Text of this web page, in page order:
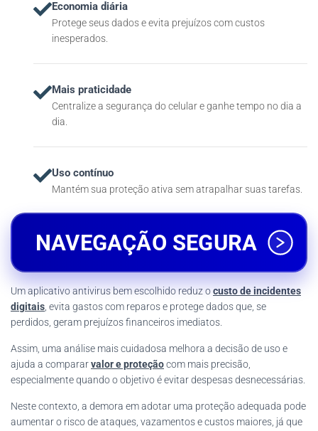
Economia diária
Protege seus dados e evita prejuízos com custos
inesperados.
Mais praticidade
Centralize a segurança do celular e ganhe tempo no dia a
dia.
Uso contínuo
Mantém sua proteção ativa sem atrapalhar suas tarefas.
NAVEGAÇÃO SEGURA
Um aplicativo antivirus bem escolhido reduz ocusto de incidentes
digitais , evita gastos com reparos e protege dados que, se
perdidos, geram prejuízos financeiros imediatos.
Assim, uma análise mais cuidadosa melhora a decisão de uso e
ajuda a compararvalor e proteçãocom mais precisão,
especialmente quando o objetivo é evitar despesas desnecessárias.
Neste contexto, a demora em adotar uma proteção adequada pode
aumentar o risco de ataques, vazamentos e custos maiores, já que